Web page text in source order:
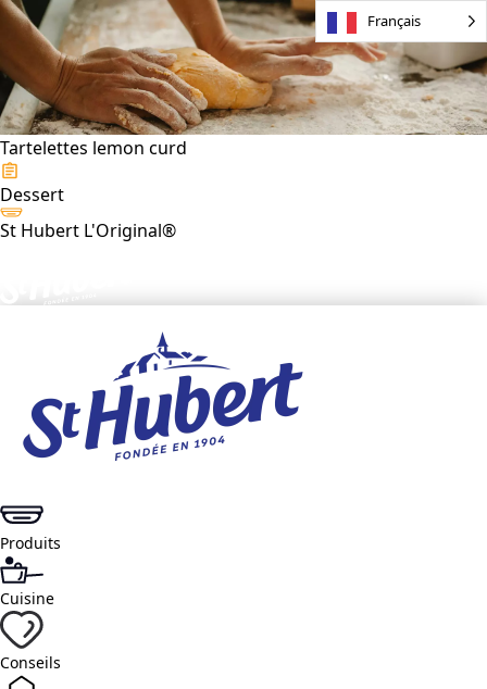
Tartelettes lemon curd
Dessert
St Hubert L'Original®
Produits
Cuisine
Conseils
Français